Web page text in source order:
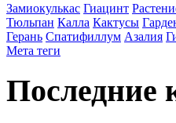
Замиокулькас Гиацинт
Тюльпан Калла Кактусы
Герань Спатифиллум Азалия
Мета теги
Последние